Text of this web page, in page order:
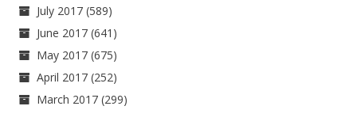
July 2017 (589)
June 2017 (641)
May 2017 (675)
April 2017 (252)
March 2017 (299)